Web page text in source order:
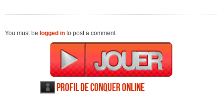
You must be logged in to post a comment.
Profil de Conquer Online